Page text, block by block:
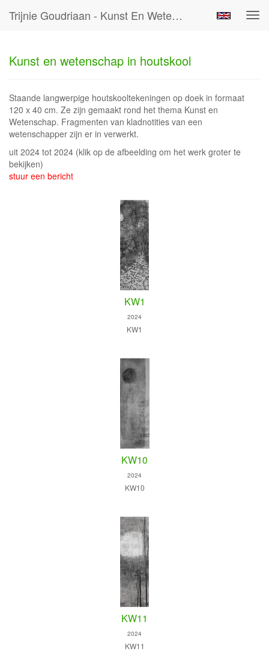
Trijnie Goudriaan - Kunst En Wetenschap In Houtskool
Kunst en wetenschap in houtskool
Staande langwerpige houtskooltekeningen op doek in formaat
120 x 40 cm. Ze zijn gemaakt rond het thema Kunst en
Wetenschap. Fragmenten van kladnotities van een
wetenschapper zijn er in verwerkt.
uit 2024 tot 2024 (klik op de afbeelding om het werk groter te
bekijken)
stuur een bericht
KW1
2024
KW1
KW10
2024
KW10
KW11
2024
KW11